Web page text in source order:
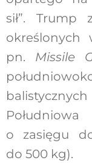
sił”. Trump
określonych
pn. Missile
o zasięgu
do 500 kg).